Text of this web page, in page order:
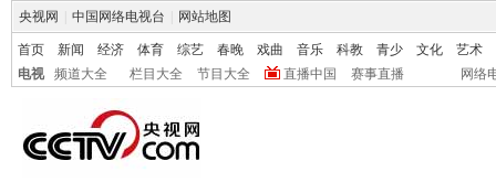
央视网 中国网络电视台 网站地图
首页 新闻 经济 体育 综艺 春晚 戏曲 音乐 科教 青少 文化
艺术
电视
频道大全 栏目大全 节目大全 直播中国 赛事直播 网络